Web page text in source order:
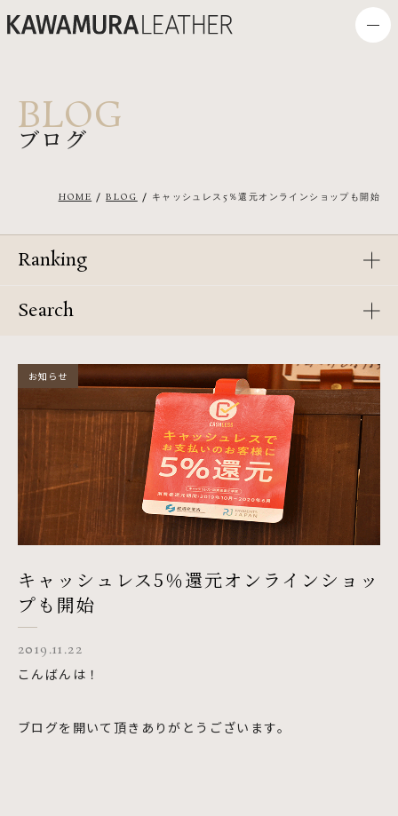
BLOG
ブログ
HOME BLOG キャッシュレス5％還元オンラインショップも開始
Ranking
Search
お知らせ
キャッシュレス5％還元オンラインショッ
プも開始
2019.11.22
こんばんは！
ブログを開いて頂きありがとうございます。